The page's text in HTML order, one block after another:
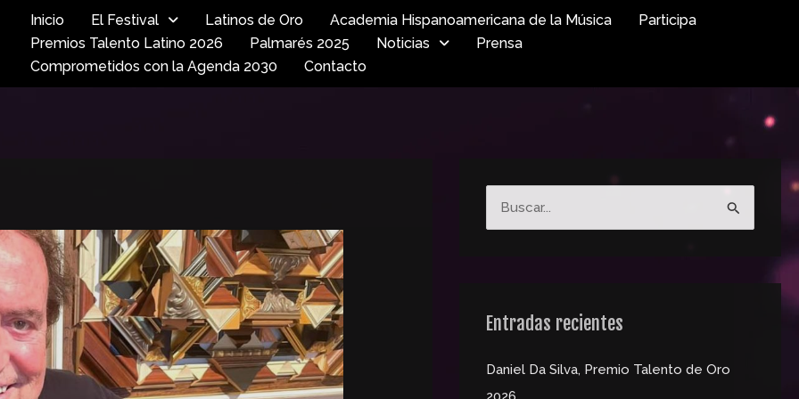
Inicio El Festival Latinos de Oro Academia Hispanoamericana de la Música
Participa
Premios Talento Latino 2026
Palmarés 2025 Noticias
Prensa
Comprometidos con la Agenda 2030
Contacto
a
p
Entradas recientes
Daniel Da Silva, Premio Talento de Oro